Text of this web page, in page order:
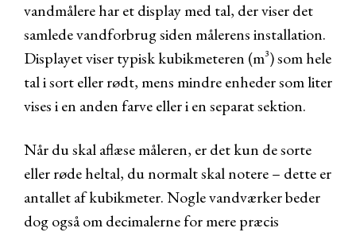
vandmålere har et display med tal, der viser det
samlede vandforbrug siden målerens installation.
Displayet viser typisk kubikmeteren (m³) som hele
tal i sort eller rødt, mens mindre enheder som liter
vises i en anden farve eller i en separat sektion.
Når du skal aflæse måleren, er det kun de sorte
eller røde heltal, du normalt skal notere – dette er
antallet af kubikmeter. Nogle vandværker beder
dog også om decimalerne for mere præcis